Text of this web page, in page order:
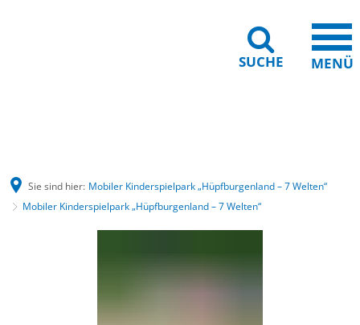
SUCHE MENÜ
Sie sind hier: Mobiler Kinderspielpark „Hüpfburgenland – 7 Welten“
Mobiler Kinderspielpark „Hüpfburgenland – 7 Welten“
„Hüpfburgenland